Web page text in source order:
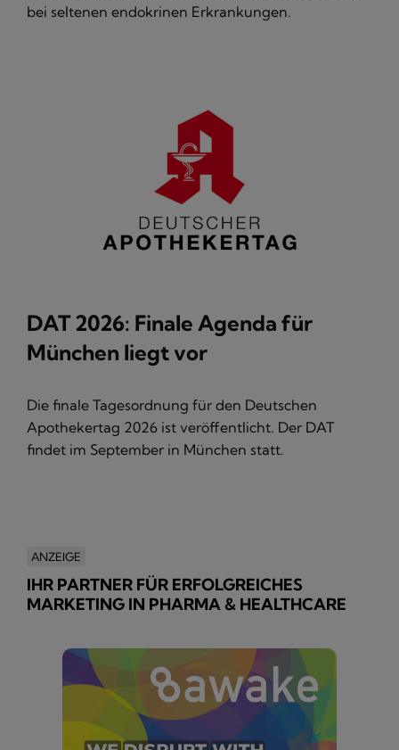
bei seltenen endokrinen Erkrankungen.
DAT 2026: Finale Agenda für
München liegt vor
Die finale Tagesordnung für den Deutschen
Apothekertag 2026 ist veröffentlicht. Der DAT
findet im September in München statt.
ANZEIGE
IHR PARTNER FÜR ERFOLGREICHES
MARKETING IN PHARMA & HEALTHCARE